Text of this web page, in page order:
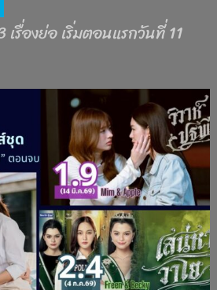
เรื่องย่อ เริ่มตอนแรกวันที่ 11